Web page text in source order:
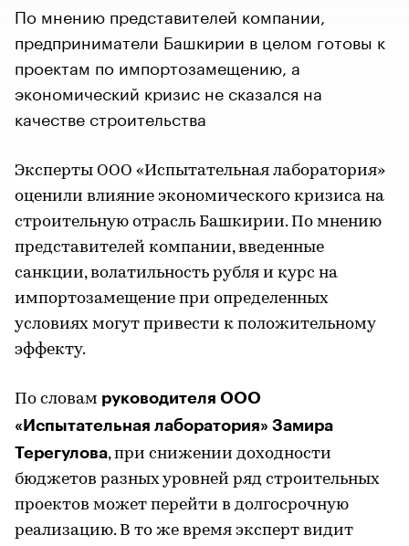
По мнению представителей компании,
предприниматели Башкирии в целом готовы к
проектам по импортозамещению, а
экономический кризис не сказался на
качестве строительства
Эксперты ООО «Испытательная лаборатория»
оценили влияние экономического кризиса на
строительную отрасль Башкирии. По мнению
представителей компании, введенные
санкции, волатильность рубля и курс на
импортозамещение при определенных
условиях могут привести к положительному
эффекту.
По словам руководителя ООО
«Испытательная лаборатория» Замира
Терегулова, при снижении доходности
бюджетов разных уровней ряд строительных
проектов может перейти в долгосрочную
реализацию. В то же время эксперт видит